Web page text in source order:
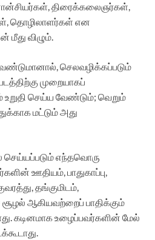
திரைக்கலைஞர்கள்,
தொழிலாளர்கள் என
மீது விழும்.
செலவழிக்கப்படும்
முறையாகப்
செய்ய வேண்டும்; வெறும்
மட்டும் அது
செய்யப்படும் எந்தவொரு
ஊதியம், பாதுகாப்பு,
தங்குமிடம்,
ஆகியவற்றைப் பாதிக்கும்
கடினமாக உழைப்பவர்களின் மேல்